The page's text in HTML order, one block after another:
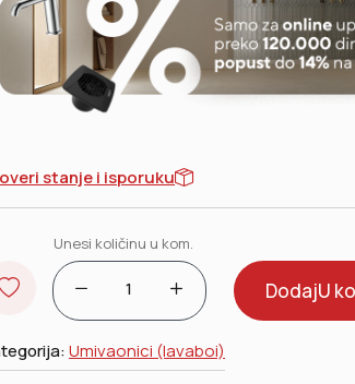
stanje i isporuku
Unesi količinu u kom.
DodajU
Umivaonici (lavaboi)